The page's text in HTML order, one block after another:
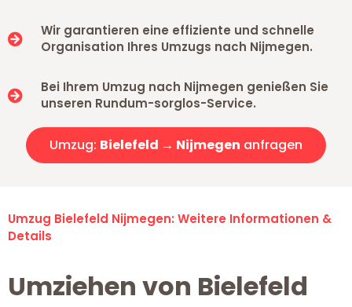
Wir garantieren eine effiziente und schnelle
Organisation Ihres Umzugs nach Nijmegen.
Bei Ihrem Umzug nach Nijmegen genießen Sie
unseren Rundum-sorglos-Service.
Umzug: Bielefeld → Nijmegen anfragen
Umzug Bielefeld Nijmegen: Weitere Informationen &
Details
Umziehen von Bielefeld